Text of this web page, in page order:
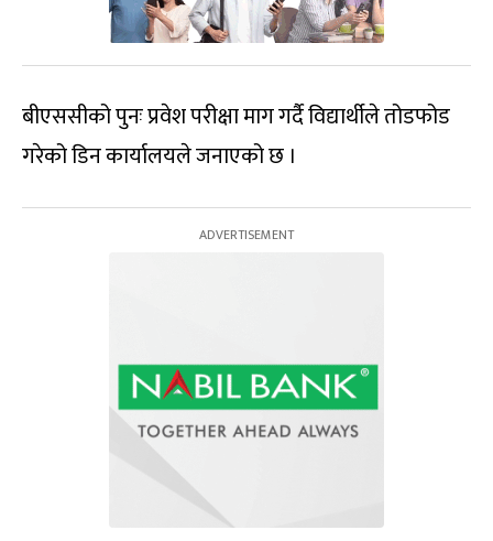
बीएससीको पुनः प्रवेश परीक्षा माग गर्दै विद्यार्थीले तोडफोड
गरेको डिन कार्यालयले जनाएको छ ।